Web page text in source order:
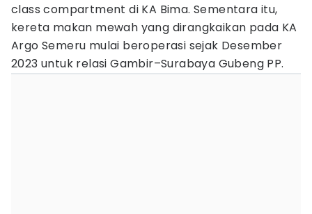
class compartment di KA Bima. Sementara itu,
kereta makan mewah yang dirangkaikan pada KA
Argo Semeru mulai beroperasi sejak Desember
2023 untuk relasi Gambir–Surabaya Gubeng PP.